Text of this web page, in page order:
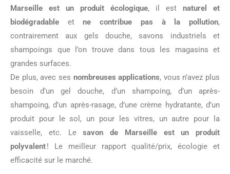
Marseille est un produit écologique, il est naturel et
biodégradable etne contribue pas à la pollution,
contrairement aux gels douche, savons industriels et
shampoings que l’on trouve dans tous les magasins et
grandes surfaces.
De plus, avec ses nombreuses applications, vous n’avez plus
besoin d’un gel douche, d’un shampoing, d’un après-
shampoing, d’un après-rasage, d’une crème hydratante, d’un
produit pour le sol, un pour les vitres, un autre pour la
vaisselle, etc. Lesavon de Marseille est un produit
polyvalent! Le meilleur rapport qualité/prix, écologie et
efficacité sur le marché.